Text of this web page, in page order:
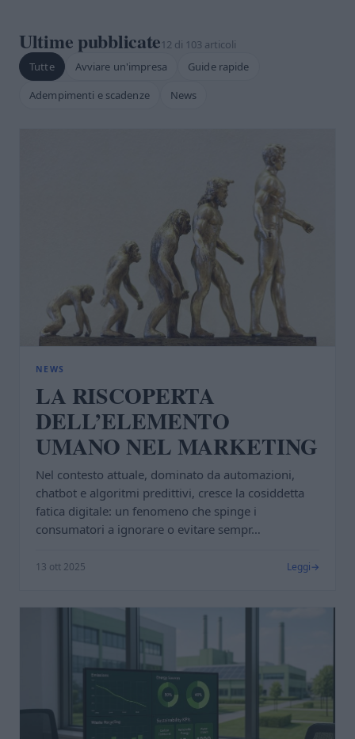
Ultime pubblicate12 di 103 articoli
Tutte
Avviare un'impresa
Guide rapide
Adempimenti e scadenze
News
NEWS
LA RISCOPERTA
DELL’ELEMENTO
UMANO NEL MARKETING
Nel contesto attuale, dominato da automazioni,
chatbot e algoritmi predittivi, cresce la cosiddetta
fatica digitale: un fenomeno che spinge i
consumatori a ignorare o evitare sempr…
13 ott 2025 Leggi